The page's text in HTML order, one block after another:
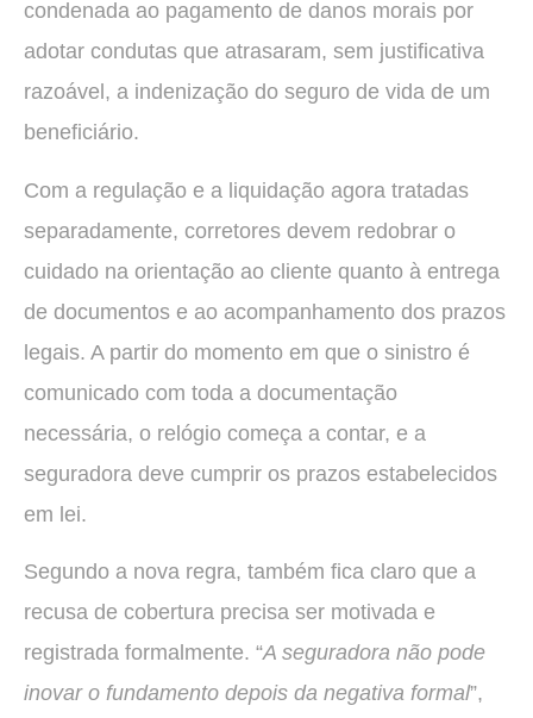
condenada ao pagamento de danos morais por
adotar condutas que atrasaram, sem justificativa
razoável, a indenização do seguro de vida de um
beneficiário.
Com a regulação e a liquidação agora tratadas
separadamente, corretores devem redobrar o
cuidado na orientação ao cliente quanto à entrega
de documentos e ao acompanhamento dos prazos
legais. A partir do momento em que o sinistro é
comunicado com toda a documentação
necessária, o relógio começa a contar, e a
seguradora deve cumprir os prazos estabelecidos
em lei.
Segundo a nova regra, também fica claro que a
recusa de cobertura precisa ser motivada e
registrada formalmente. “A seguradora não pode
inovar o fundamento depois da negativa formal”,